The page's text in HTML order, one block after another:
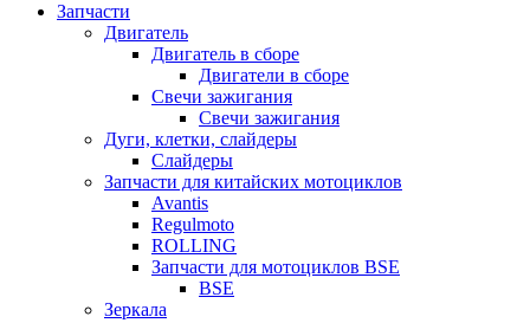
Запчасти
Двигатель
Двигатель в сборе
Двигатели в сборе
Свечи зажигания
Свечи зажигания
Дуги, клетки, слайдеры
Слайдеры
Запчасти для китайских мотоциклов
Avantis
Regulmoto
ROLLING
Запчасти для мотоциклов BSE
BSE
Зеркала